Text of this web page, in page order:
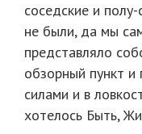
соседские и
не были, да мы
представляло
обзорный пункт и
силами и в
хотелось Быть,